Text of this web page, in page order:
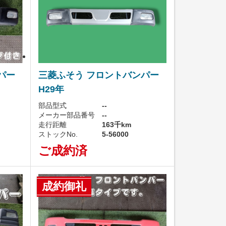
ー
三菱ふそう フロントバンパー
H29年
部品型式
--
メーカー部品番号
--
走行距離
163千km
ストックNo.
5-56000
ご成約済
成約御礼